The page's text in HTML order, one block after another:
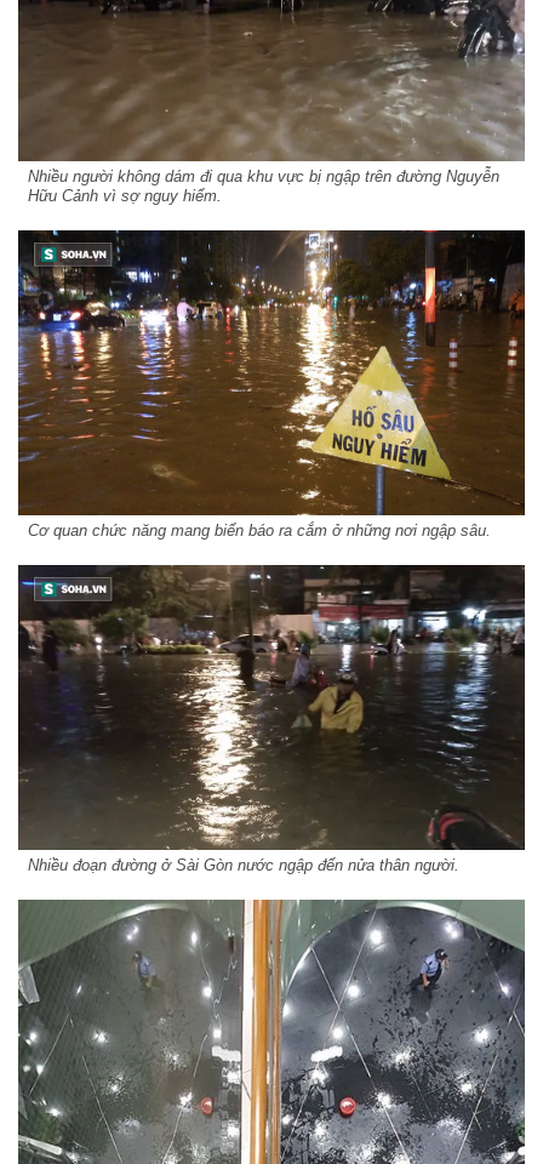
Nhiều người không dám đi qua khu vực bị ngập trên đường Nguyễn
Hữu Cảnh vì sợ nguy hiểm.
Cơ quan chức năng mang biển báo ra cắm ở những nơi ngập sâu.
Nhiều đoạn đường ở Sài Gòn nước ngập đến nửa thân người.